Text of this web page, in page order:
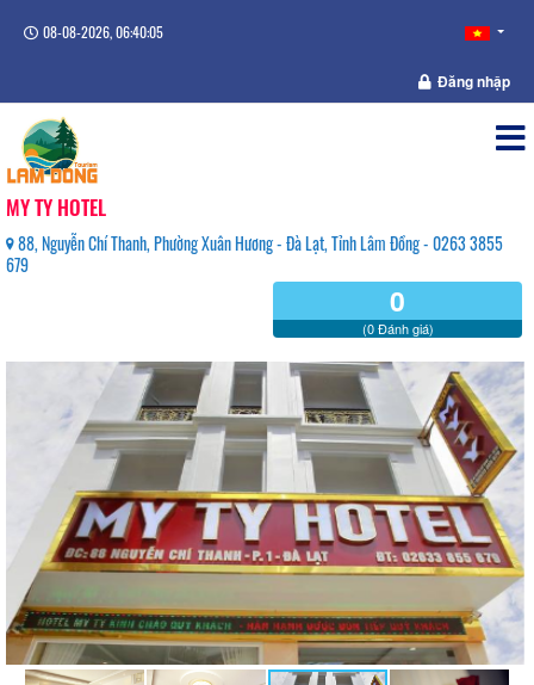
08-08-2026, 06:40:06
Đăng nhập
MY TY HOTEL
88, Nguyễn Chí Thanh, Phường Xuân Hương - Đà Lạt, Tỉnh Lâm Đồng - 0263 3855
679
0
(0 Đánh giá)